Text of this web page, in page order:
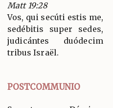
Matt 19:28
Vos, qui secúti estis me,
sedébitis super sedes,
judicántes duódecim
tribus Israël.
POSTCOMMUNIO